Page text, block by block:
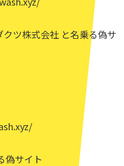
ツ株式会社 と名乗る偽サ
偽サイト